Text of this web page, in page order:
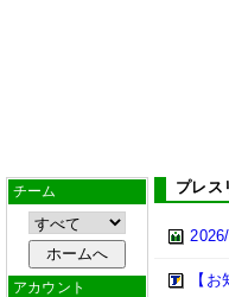
チーム
アカウント
プレス
【